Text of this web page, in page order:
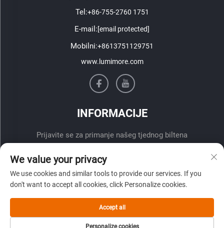
Tel:+86-755-2760 1751
E-mail:[email protected]
Mobilni:+8613751129751
www.lumimore.com
INFORMACIJE
Prijavite se za primanje našeg tjednog biltena
Pošalji
We value your privacy
We use cookies and similar tools to provide our services. If you
don't want to accept all cookies, click Personalize cookies.
Personalize cookies
Accept all